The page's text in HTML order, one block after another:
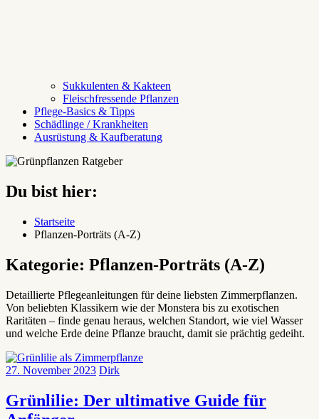
Sukkulenten & Kakteen
Fleischfressende Pflanzen
Pflege-Basics & Tipps
Schädlinge / Krankheiten
Ausrüstung & Kaufberatung
Du bist hier:
Startseite
Pflanzen-Porträts (A-Z)
Kategorie: Pflanzen-Porträts (A-Z)
Detaillierte Pflegeanleitungen für deine liebsten Zimmerpflanzen.
Von beliebten Klassikern wie der Monstera bis zu exotischen
Raritäten – finde genau heraus, welchen Standort, wie viel Wasser
und welche Erde deine Pflanze braucht, damit sie prächtig gedeiht.
27. November 2023 Dirk
Grünlilie: Der ultimative Guide für